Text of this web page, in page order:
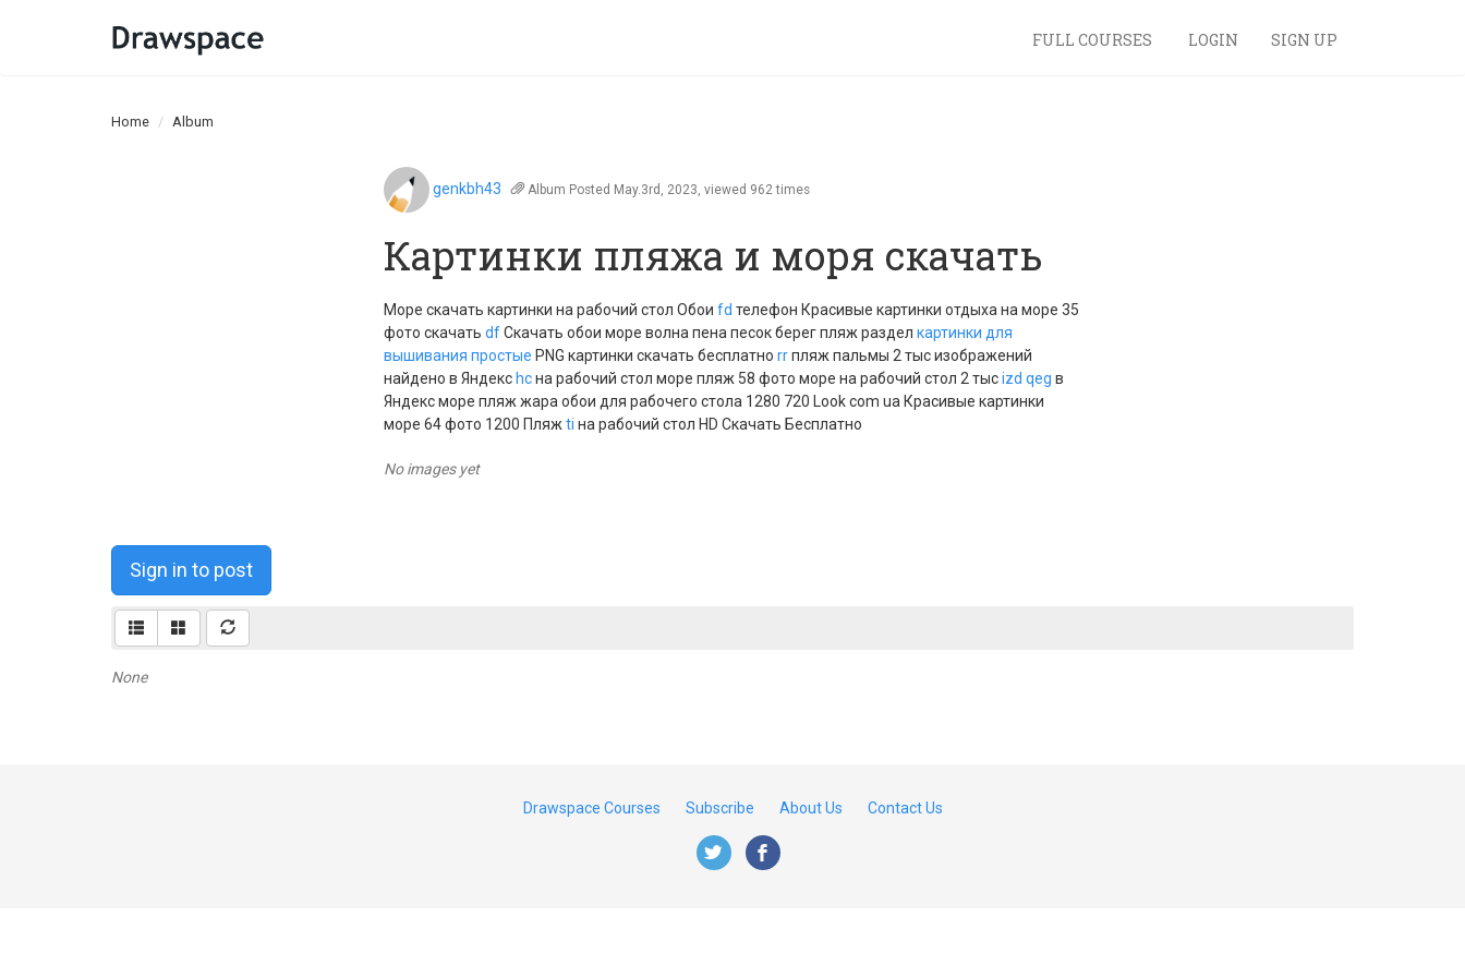
FULL COURSES LOGIN SIGN UP
Home Album
genkbh43 Album Posted May.3rd, 2023, viewed 962 times
Картинки пляжа и моря скачать
Море скачать картинки на рабочий стол Обои fd телефон Красивые картинки отдыха на море 35
фото скачать dfСкачать обои море волна пена песок берег пляж раздел картинки для
вышивания простые PNG картинки скачать бесплатно rrпляж пальмы 2 тыс изображений
найдено в Яндекс hcна рабочий стол море пляж 58 фото море на рабочий стол 2 тысizd qeg в
Яндекс море пляж жара обои для рабочего стола 1280 720 Look com ua Красивые картинки
море 64 фото 1200 Пляж ti на рабочий стол HD Скачать Бесплатно
No images yet
Sign in to post
None
Drawspace Courses Subscribe About Us Contact Us